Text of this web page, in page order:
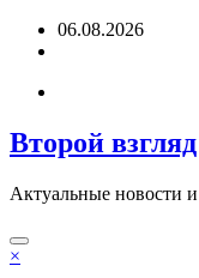
Перейти06.08.2026
Второй взгляд
Актуальные новости
×